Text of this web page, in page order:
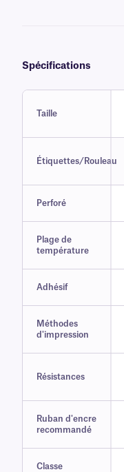
Spécifications
Taille
Étiquettes/Rouleau
Perforé
Plage de
température
Adhésif
Méthodes
d'impression
Résistances
Ruban d'encre
recommandé
Classe